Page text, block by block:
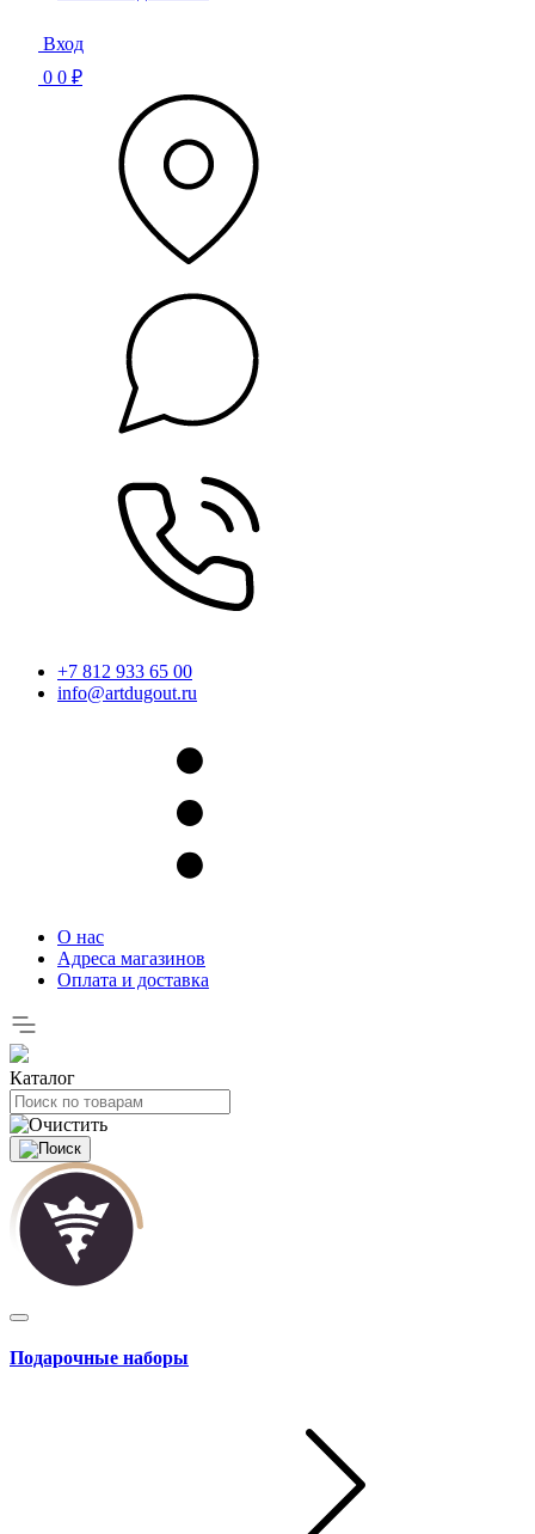
Вход
0 0 ₽
+7 812 933 65 00
info@artdugout.ru
О нас
Адреса магазинов
Оплата и доставка
Каталог
Подарочные наборы